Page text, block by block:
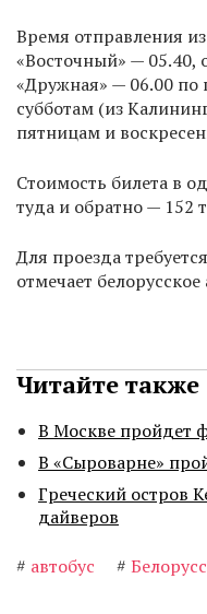
Время отправления
«Восточный» — 05.40,
«Дружная» — 06.00 по
субботам (из
пятницам и
Стоимость билета в
туда и обратно — 152
Для проезда
отмечает
Читайте также
В Москве пройдет
В «Сыроварне»
Греческий остров
дайверов
# автобус #